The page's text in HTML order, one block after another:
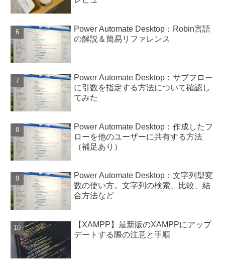
Power Automate Desktop：Robin言語
の解説＆簡易リファレンス
Power Automate Desktop：サブフロー
に引数を指定する方法について確認し
てみた
Power Automate Desktop：作成したフ
ローを他のユーザーに共有する方法
（補足あり）
Power Automate Desktop：文字列型変
数の使い方。文字列の検索、比較、結
合方法など
【XAMPP】最新版のXAMPPにアップ
デートする際の注意と手順